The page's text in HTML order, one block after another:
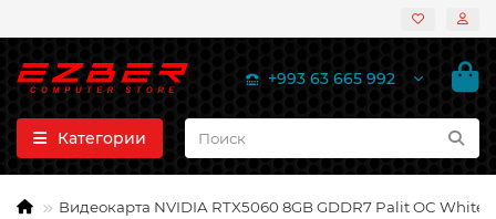
+993 63 665 992
Категории
Видеокарта NVIDIA RTX5060 8GB GDDR7 Palit OC White